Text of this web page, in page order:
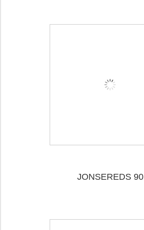
JONSEREDS 90